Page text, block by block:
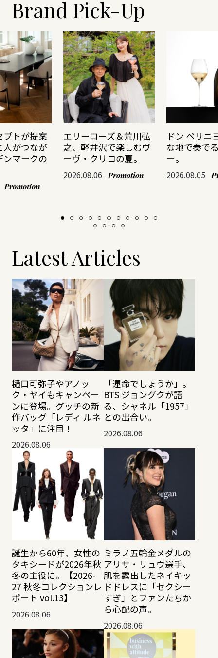
Brand Pick-Up
プトが提案
人がつなが
ンマークの
Promotion
エリーローズ＆荒川弘
之、軽井沢で楽しむヴ
ーヴ・クリコの夏。
2026.08.06 Promotion
ドン ペリニ
な地で奏で
ー。
2026.08.05
Latest Articles
樋口可弥子やアノッ
ク・ヤイもキャンペー
ンに登場。グッチの新
作バッグ「レディ ルネ
ッタ」に注目！
2026.08.06
「運命でしょうか」。
BTS ジョングクが語
る、シャネル「1957」
との出合い。
2026.08.06
誕生から60年、女性の
タキシードが2026年秋
冬の主役に。【2026-
27 秋冬コレクションレ
ポート vol.13】
2026.08.06
ミラノ五輪金メダルの
アリサ・リュウ選手、
肌を露出したネイキッ
ドドレスに「セクシー
すぎ」とファンたちか
ら心配の声。
2026.08.06